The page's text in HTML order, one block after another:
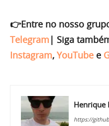
👉Entre no nosso
Telegram | Siga
Instagram, YouTube e
Henrique
https://